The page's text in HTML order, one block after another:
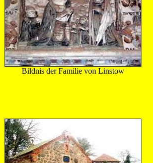
Bildnis der Familie von Linstow